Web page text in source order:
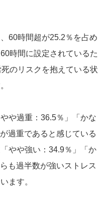
60時間超が25.2％を占め
時間に設定されているた
のリスクを抱えている状
や過重：36.5％」「かな
過重であると感じている
やや強い：34.9％」「か
も過半数が強いストレス
ます。